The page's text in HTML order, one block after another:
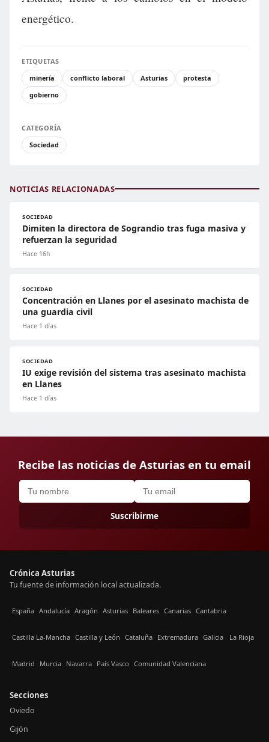
energético.
ETIQUETAS
minería
conflicto laboral Asturias
protesta
gobierno
CATEGORÍA
Sociedad
NOTICIAS RELACIONADAS
SOCIEDAD
Dimiten la directora de Sograndio tras fuga masiva y
refuerzan la seguridad
Hace 16h
SOCIEDAD
Concentración en Llanes por el asesinato machista de
una guardia civil
Hace 1 días
SOCIEDAD
IU exige revisión del sistema tras asesinato machista
en Llanes
Hace 1 días
Recibe las noticias de Asturias en tu email
Suscribirme
Crónica Asturias
Tu fuente de información local actualizada.
España Andalucía Aragón Asturias Baleares Canarias Cantabria
Castilla La-Mancha Castilla y León Cataluña Extremadura Galicia La Rioja
Madrid Murcia Navarra País Vasco Comunidad Valenciana
Secciones
Oviedo
Gijón